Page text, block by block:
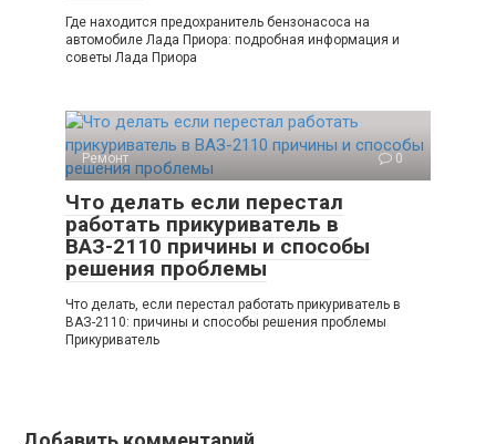
Где находится предохранитель бензонасоса на
автомобиле Лада Приора: подробная информация и
советы Лада Приора
Ремонт 0
Что делать если перестал
работать прикуриватель в
ВАЗ-2110 причины и способы
решения проблемы
Что делать, если перестал работать прикуриватель в
ВАЗ-2110: причины и способы решения проблемы
Прикуриватель